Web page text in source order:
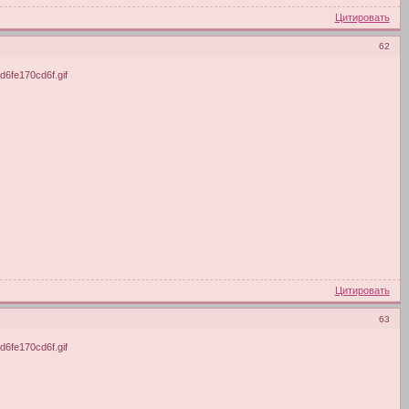
Цитировать
62
Цитировать
63